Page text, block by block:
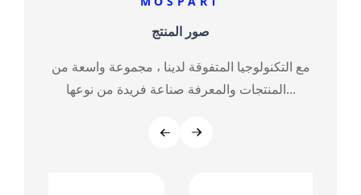
صور المنتج
مع التكنولوجيا المتفوقة لدينا ، مجموعة واسعة من
المنتجات والمعرفة صناعة فريدة من نوعها...